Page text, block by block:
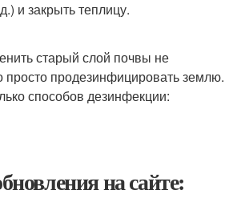
и закрыть теплицу.
старый слой почвы не
просто продезинфицировать землю.
способов дезинфекции:
на сайте: